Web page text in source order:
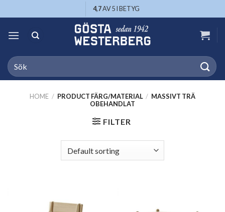
to
content
4,7AV 5 I BETYG
Search
for:
HOME / PRODUCT FÄRG/MATERIAL / MASSIVT TRÄ
OBEHANDLAT
FILTER